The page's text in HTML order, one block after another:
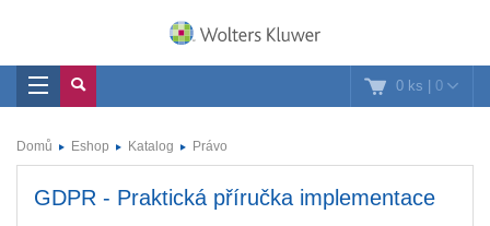
0 ks | 0
Domů Eshop Katalog Právo
GDPR - Praktická příručka implementace